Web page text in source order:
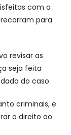
com a
para
revisar as
seja feita
do caso.
criminais, e
o direito ao